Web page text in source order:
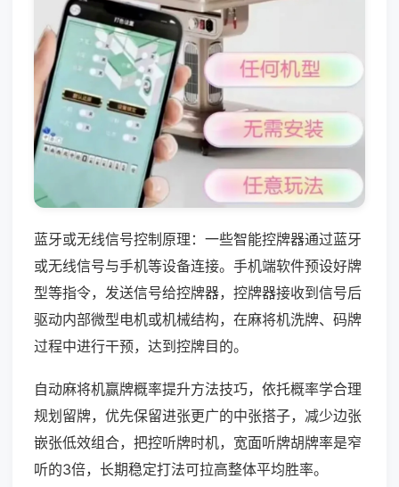
蓝牙或无线信号控制原理：一些智能控牌器通过蓝牙
或无线信号与手机等设备连接。手机端软件预设好牌
型等指令，发送信号给控牌器，控牌器接收到信号后
驱动内部微型电机或机械结构，在麻将机洗牌、码牌
过程中进行干预，达到控牌目的。
自动麻将机赢牌概率提升方法技巧，依托概率学合理
规划留牌，优先保留进张更广的中张搭子，减少边张
嵌张低效组合，把控听牌时机，宽面听牌胡牌率是窄
听的3倍，长期稳定打法可拉高整体平均胜率。